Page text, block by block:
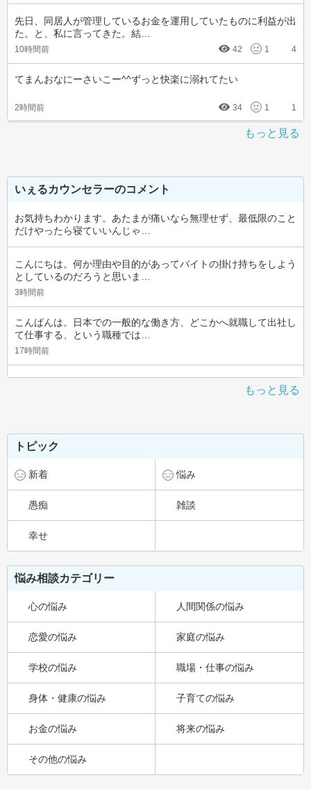
先日、同居人が管理しているお金を運用していたものに利益が出
た。と、私に言ってきた。結…
10時間前 42 1 4
てまんおなにーさいこー^^ずっと快楽に溺れてたい
2時間前 34 1 1
もっと見る
いぇるカウンセラーのコメント
お気持ちわかります。あたまが痛いなら無理せず、最低限のこと
だけやったら寝ていいんじゃ…
こんにちは。何か理由や目的があってバイトの掛け持ちをしよう
としているのだろうと思いま…
3時間前
こんばんは。日本での一般的な働き方、どこかへ就職して出社し
て仕事する、という職種では…
17時間前
もっと見る
トピック
新着 悩み
愚痴 雑談
幸せ
悩み相談カテゴリー
心の悩み 人間関係の悩み
恋愛の悩み 家庭の悩み
学校の悩み 職場・仕事の悩み
身体・健康の悩み 子育ての悩み
お金の悩み 将来の悩み
その他の悩み